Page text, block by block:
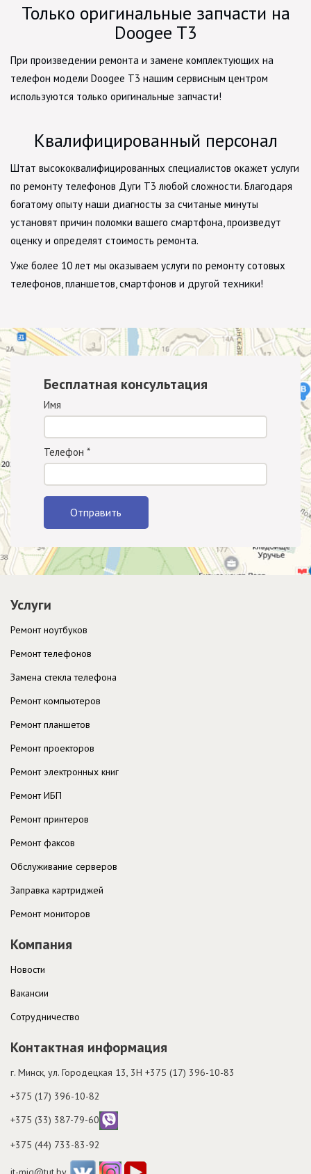
Только оригинальные запчасти на
Doogee T3
При произведении ремонта и замене комплектующих на
телефон модели Doogee T3 нашим сервисным центром
используются только оригинальные запчасти!
Квалифицированный персонал
Штат высококвалифицированных специалистов окажет услуги
по ремонту телефонов Дуги Т3 любой сложности. Благодаря
богатому опыту наши диагносты за считаные минуты
установят причин поломки вашего смартфона, произведут
оценку и определят стоимость ремонта.
Уже более 10 лет мы оказываем услуги по ремонту сотовых
телефонов, планшетов, смартфонов и другой техники!
Бесплатная консультация
Имя
Телефон *
Отправить
Услуги
Ремонт ноутбуков
Ремонт телефонов
Замена стекла телефона
Ремонт компьютеров
Ремонт планшетов
Ремонт проекторов
Ремонт электронных книг
Ремонт ИБП
Ремонт принтеров
Ремонт факсов
Обслуживание серверов
Заправка картриджей
Ремонт мониторов
Компания
Новости
Вакансии
Cотрудничество
Контактная информация
г. Минск, ул. Городецкая 13, 3H +375 (17) 396-10-83
+375 (17) 396-10-82
+375 (33) 387-79-60
+375 (44) 733-83-92